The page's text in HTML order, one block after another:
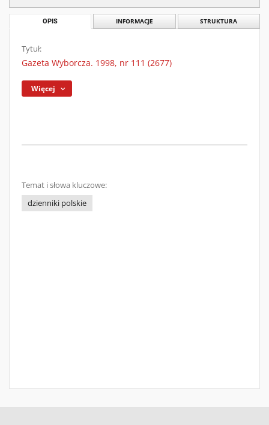
OPIS INFORMACJE STRUKTURA
Tytuł:
Gazeta Wyborcza. 1998, nr 111 (2677)
Więcej
Temat i słowa kluczowe:
dzienniki polskie